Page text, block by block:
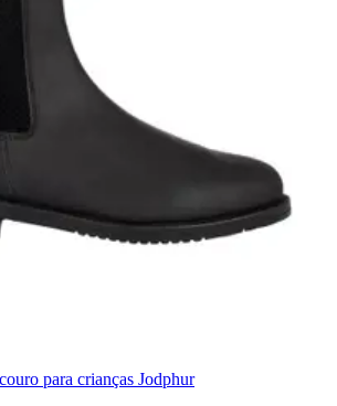
para crianças Jodphur